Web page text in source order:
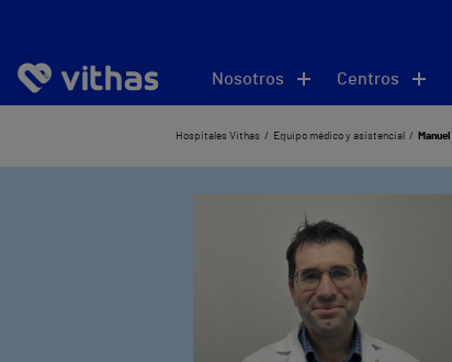
Nosotros Centros
Hospitales Vithas Equipo médico y asistencial